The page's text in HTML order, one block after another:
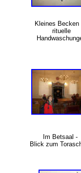
Kleines Becken
rituelle
Im Betsaal -
Blick zum